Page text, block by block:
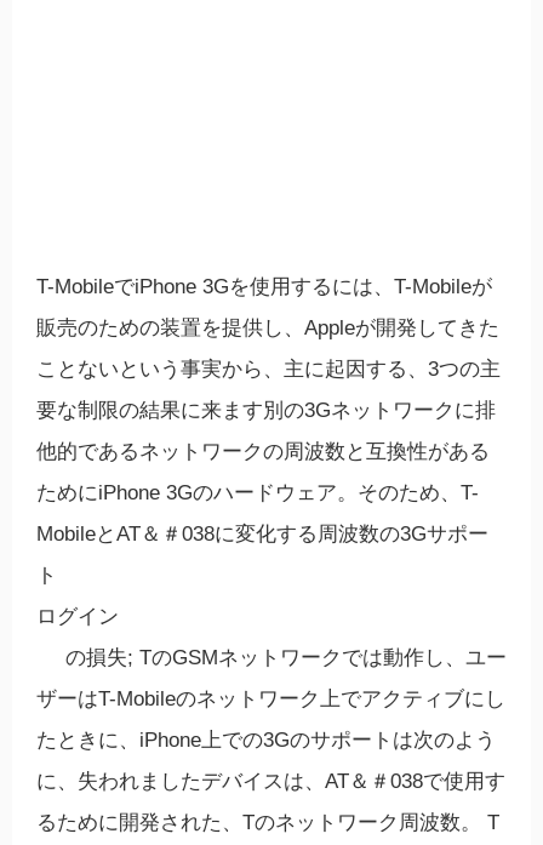
T-MobileでiPhone 3Gを使用するには、T-Mobileが
販売のための装置を提供し、Appleが開発してきた
ことないという事実から、主に起因する、3つの主
要な制限の結果に来ます別の3Gネットワ​​ークに排
他的であるネットワークの周波数と互換性がある
ためにiPhone 3Gのハードウェア。そのため、T-
MobileとAT＆＃038に変化する周波数の3Gサポー
ト
ログイン
の損失; TのGSMネットワークでは動作し、ユー
ザーはT-Mobileのネットワーク上でアクティブにし
たときに、iPhone上での3Gのサポートは次のよう
に、失われましたデバイスは、AT＆＃038で使用す
るために開発された、Tのネットワーク周波数。 T